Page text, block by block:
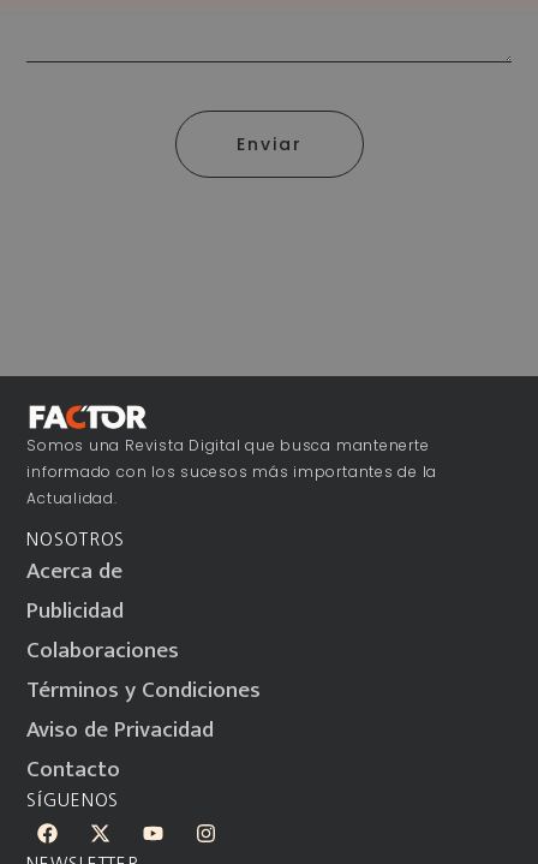
Enviar
Somos una Revista Digital que busca mantenerte
informado con los sucesos más importantes de la
Actualidad.
NOSOTROS
Acerca de
Publicidad
Colaboraciones
Términos y Condiciones
Aviso de Privacidad
Contacto
SÍGUENOS